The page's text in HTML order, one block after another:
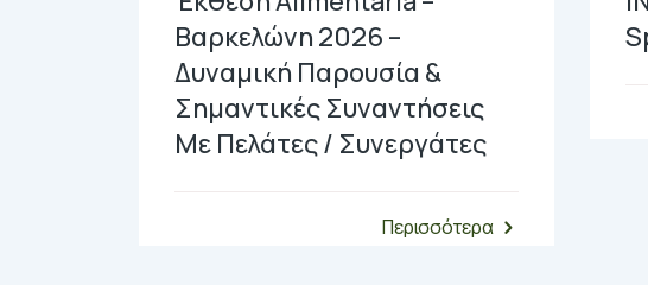
Βαρκελώνη 2026 –
Δυναμική Παρουσία &
Σημαντικές Συναντήσεις
Με Πελάτες / Συνεργάτες
Περισσότερα